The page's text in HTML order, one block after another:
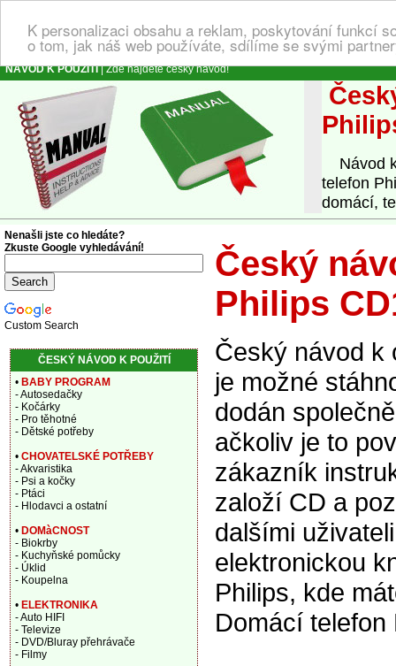
K personalizaci obsahu a reklam, poskytování funkcí
o tom, jak náš web používáte, sdílíme se svými
NÁVOD K POUŽITÍ| Zde najdete český návod!
Návod k
telefon
domácí,
Český
Philips
Český návod k
je možné
dodán
ačkoliv je to
zákazník
založí CD a
dalšími
elektronickou
Philips, kde
Domácí
Nenašli jste co hledáte?
Zkuste Google vyhledávání!
Custom Search
ČESKÝ NÁVOD K POUŽITÍ
• BABY PROGRAM
- Autosedačky
- Kočárky
- Pro těhotné
- Dětské potřeby
• CHOVATELSKÉ POTŘEBY
- Akvaristika
- Psi a kočky
- Ptáci
- Hlodavci a ostatní
• DOMàCNOST
- Biokrby
- Kuchyňské pomůcky
- Úklid
- Koupelna
• ELEKTRONIKA
- Auto HIFI
- Televize
- DVD/Bluray přehrávače
- Filmy